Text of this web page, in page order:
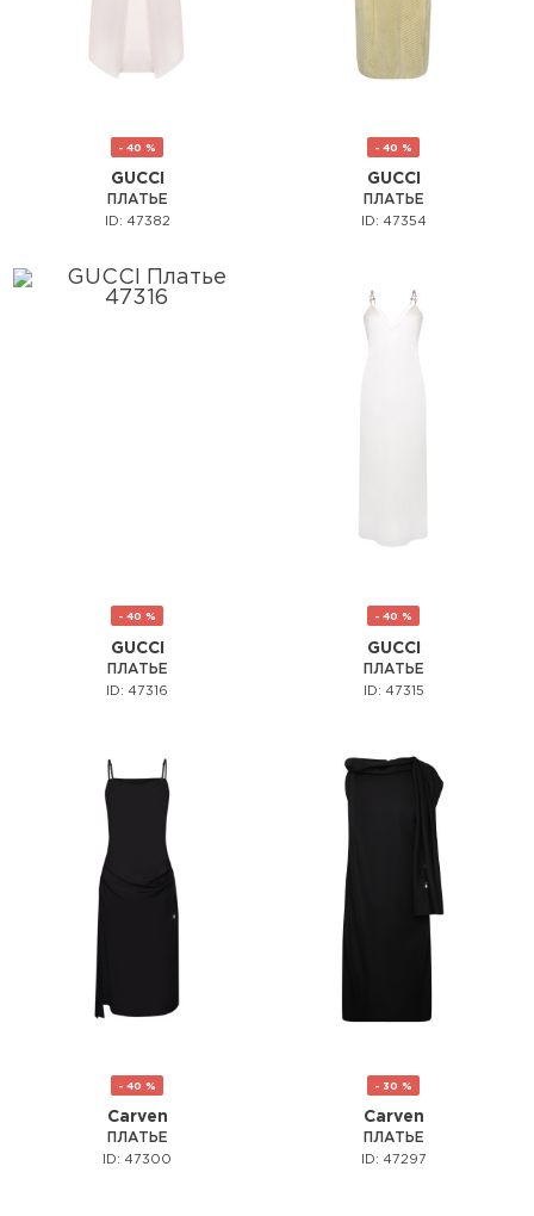
- 40 %
GUCCI
ПЛАТЬЕ
ID: 47382
- 40 %
GUCCI
ПЛАТЬЕ
ID: 47354
- 40 %
GUCCI
ПЛАТЬЕ
ID: 47316
- 40 %
GUCCI
ПЛАТЬЕ
ID: 47315
- 40 %
Carven
ПЛАТЬЕ
ID: 47300
- 30 %
Carven
ПЛАТЬЕ
ID: 47297